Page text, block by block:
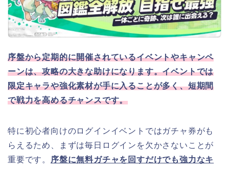
序盤から定期的に開催されているイベントやキャンペ
ーンは、攻略の大きな助けになります。イベントでは
限定キャラや強化素材が手に入ることが多く、短期間
で戦力を高めるチャンスです。
特に初心者向けのログインイベントではガチャ券がも
らえるため、まずは毎日ログインを欠かさないことが
重要です。 序盤に無料ガチャを回すだけでも強力なキ